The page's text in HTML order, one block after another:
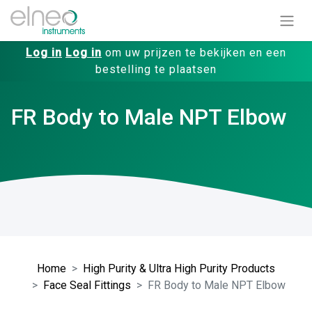
Log in Log in om uw prijzen te bekijken en een
bestelling te plaatsen
FR Body to Male NPT Elbow
Home
High Purity & Ultra High Purity Products
Face Seal Fittings
FR Body to Male NPT Elbow